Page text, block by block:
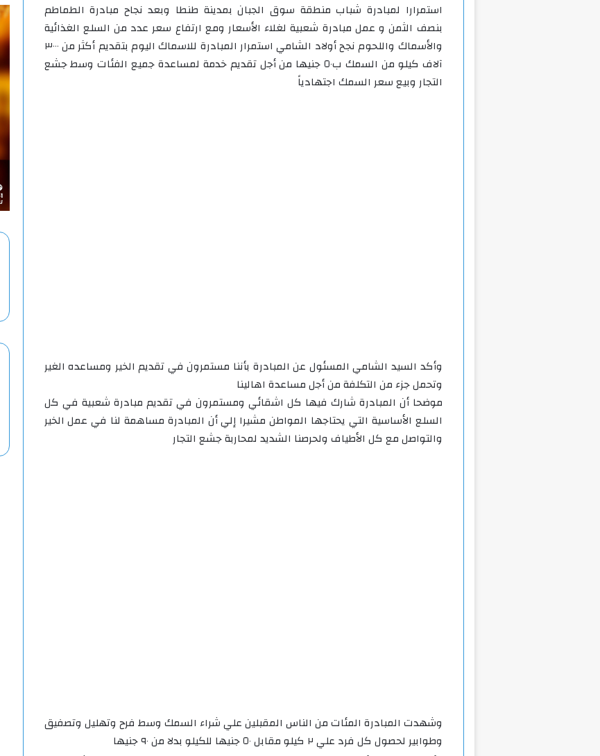
استمرارا لمبادرة شباب منطقة سوق الجبان بمدينة طنطا وبعد نجاح مبادرة الطماطم
بنصف الثمن و عمل مبادرة شعبية لغلاء الأسعار ومع ارتفاع سعر عدد من السلع الغذائية
والأسماك واللحوم نجح أولاد الشامي استمرار المبادرة للاسماك اليوم بتقديم أكثر من ٣٠٠٠
آلاف كيلو من السمك ب٥٠ جنيها من أجل تقديم خدمة لمساعدة جميع الفئات وسط جشع
التجار وبيع سعر السمك اجتهادياً
وأكد السيد الشامي المسئول عن المبادرة بأننا مستمرون في تقديم الخير ومساعده الغير
وتحمل جزء من التكلفة من أجل مساعدة اهالينا
موضحا أن المبادرة شارك فيها كل اشقائي ومستمرون في تقديم مبادرة شعبية في كل
السلع الأساسية التي يحتاجها المواطن مشيرا إلي أن المبادرة مساهمة لنا في عمل الخير
والتواصل مع كل الأطياف ولحرصنا الشديد لمحاربة جشع التجار
وشهدت المبادرة المئات من الناس المقبلين علي شراء السمك وسط فرح وتهليل وتصفيق
وطوابير لحصول كل فرد علي ٢ كيلو مقابل ٥٠ جنيها للكيلو بدلا من ٩٠ جنيها